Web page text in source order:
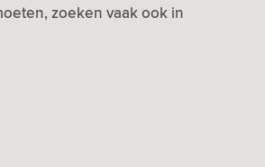
zoeken vaak ook in